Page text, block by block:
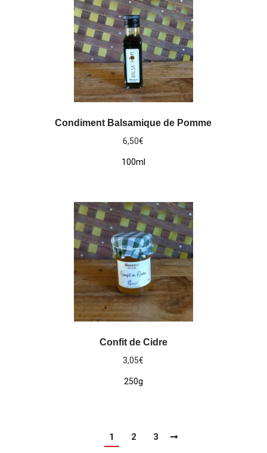
Condiment Balsamique de Pomme
6,50€
100ml
Confit de Cidre
3,05€
250g
1 2 3